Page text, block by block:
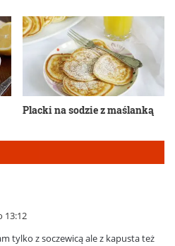
Placki na sodzie z maślanką
13:12
tylko z soczewicą ale z kapusta też